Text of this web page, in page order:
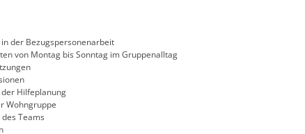
der Bezugspersonenarbeit
von Montag bis Sonntag im Gruppenalltag
Hilfeplanung
Wohngruppe
Teams